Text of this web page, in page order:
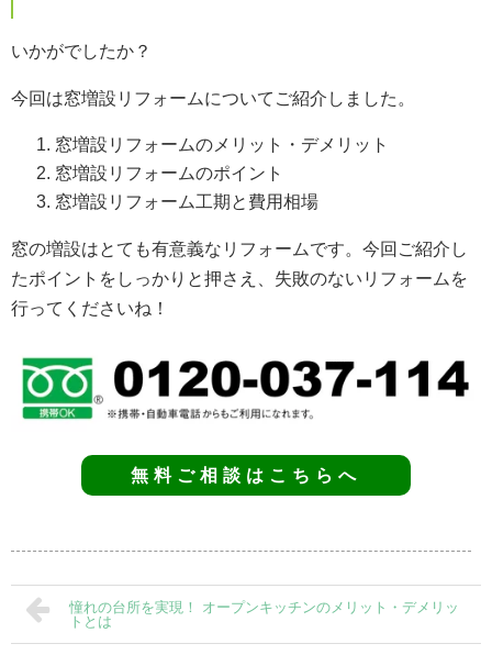
いかがでしたか？
今回は窓増設リフォームについてご紹介しました。
窓増設リフォームのメリット・デメリット
窓増設リフォームのポイント
窓増設リフォーム工期と費用相場
窓の増設はとても有意義なリフォームです。今回ご紹介し
たポイントをしっかりと押さえ、失敗のないリフォームを
行ってくださいね！
無料ご相談はこちらへ
憧れの台所を実現！ オープンキッチンのメリット・デメリッ
トとは